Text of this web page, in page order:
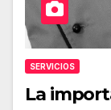
SERVICIOS
La